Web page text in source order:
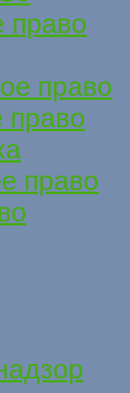
право
право
право
право